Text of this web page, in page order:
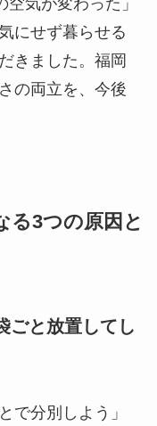
にせず暮らせる
きました。福岡
の両立を、今後
る3つの原因と
ごと放置してし
で分別しよう」